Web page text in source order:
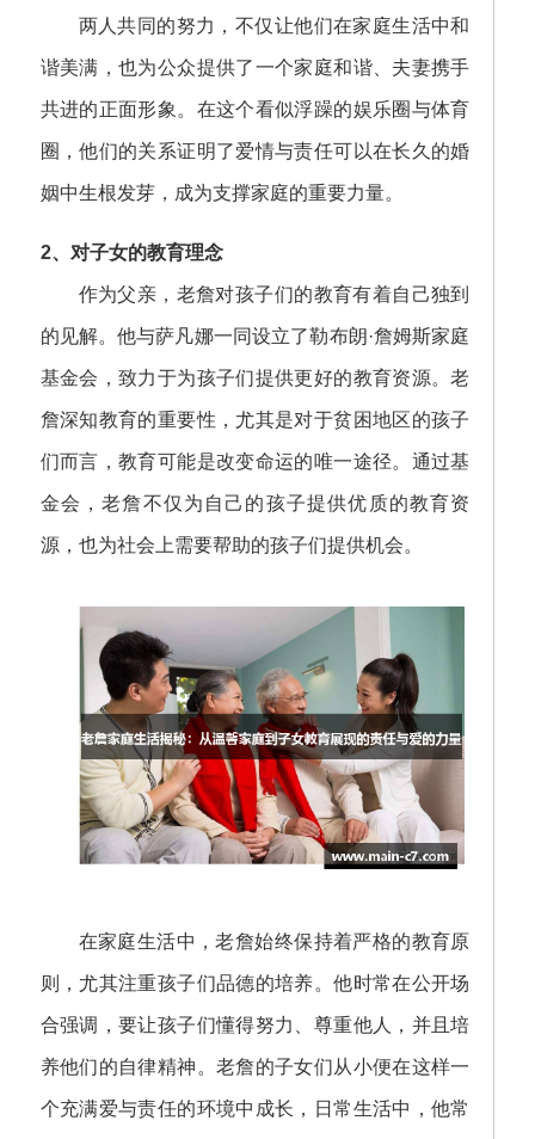
两人共同的努力，不仅让他们在家庭生活中和
谐美满，也为公众提供了一个家庭和谐、夫妻携手
共进的正面形象。在这个看似浮躁的娱乐圈与体育
圈，他们的关系证明了爱情与责任可以在长久的婚
姻中生根发芽，成为支撑家庭的重要力量。
2、对子女的教育理念
作为父亲，老詹对孩子们的教育有着自己独到
的见解。他与萨凡娜一同设立了勒布朗·詹姆斯家庭
基金会，致力于为孩子们提供更好的教育资源。老
詹深知教育的重要性，尤其是对于贫困地区的孩子
们而言，教育可能是改变命运的唯一途径。通过基
金会，老詹不仅为自己的孩子提供优质的教育资
源，也为社会上需要帮助的孩子们提供机会。
在家庭生活中，老詹始终保持着严格的教育原
则，尤其注重孩子们品德的培养。他时常在公开场
合强调，要让孩子们懂得努力、尊重他人，并且培
养他们的自律精神。老詹的子女们从小便在这样一
个充满爱与责任的环境中成长，日常生活中，他常